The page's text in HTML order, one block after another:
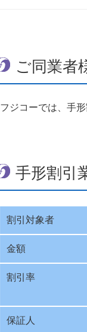
ご同業者
フジコーでは、手
手形割引
割引対象者
金額
割引率
保証人